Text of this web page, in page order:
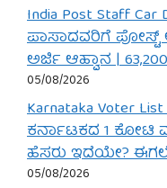
India Post Staff
ಪಾಸಾದವರಿಗೆ ಪೋಸ್ಟ್
ಅರ್ಜಿ ಆಹ್ವಾನ |
05/08/2026
Karnataka Voter
ಕರ್ನಾಟಕದ 1 ಕೋಟಿ
ಹೆಸರು ಇದೆಯೇ?
05/08/2026